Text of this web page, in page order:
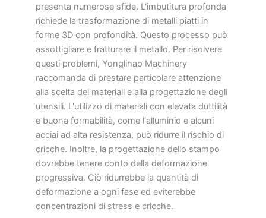
presenta numerose sfide. L'imbutitura profonda
richiede la trasformazione di metalli piatti in
forme 3D con profondità. Questo processo può
assottigliare e fratturare il metallo. Per risolvere
questi problemi, Yonglihao Machinery
raccomanda di prestare particolare attenzione
alla scelta dei materiali e alla progettazione degli
utensili. L'utilizzo di materiali con elevata duttilità
e buona formabilità, come l'alluminio e alcuni
acciai ad alta resistenza, può ridurre il rischio di
cricche. Inoltre, la progettazione dello stampo
dovrebbe tenere conto della deformazione
progressiva. Ciò ridurrebbe la quantità di
deformazione a ogni fase ed eviterebbe
concentrazioni di stress e cricche.